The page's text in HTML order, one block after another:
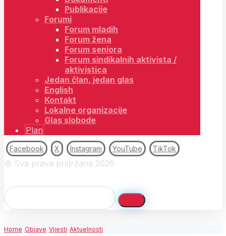
Publikacije
Forumi
Forum mladih
Forum žena
Forum seniora
Forum sindikalnih aktivista /
aktivistica
Jedan član, jedan glas
English
Kontakt
Lokalne organizacije
Glas slobode
Plan
Facebook X Instagram YouTube TikTok
© Sva prava pridržana 2026
Home Objave Vijesti Aktuelnosti